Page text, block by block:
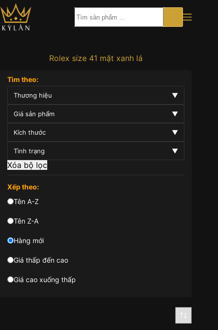
Chuyển
đến
phần
nội
Rolex size 41 mặt xanh lá
Tìm theo:
Thương hiệu ▼
Giá sản phẩm ▼
Kích thước ▼
Tình trạng ▼
Xóa bộ lọc
Xếp theo:
Tên A-Z
Tên Z-A
Hàng mới
Giá thấp đến cao
Giá cao xuống thấp